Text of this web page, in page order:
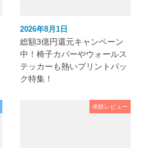
2026年8月1日
総額3億円還元キャンペーン
中！椅子カバーやウォールス
テッカーも熱いプリントパッ
ク特集！
体験レビュー